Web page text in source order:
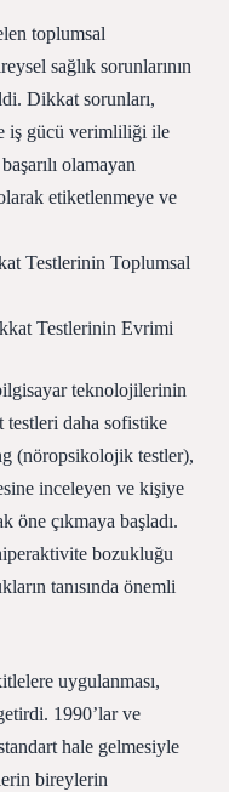
toplumsal
sağlık sorunlarının
Dikkat sorunları,
iş gücü verimliliği ile
olamayan
etiketlenmeye ve
Testlerinin Toplumsal
Testlerinin Evrimi
teknolojilerinin
daha sofistike
(nöropsikolojik testler),
inceleyen ve kişiye
öne çıkmaya başladı.
bozukluğu
tanısında önemli
uygulanması,
1990’lar ve
hale gelmesiyle
bireylerin